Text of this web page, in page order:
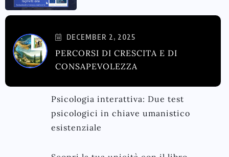
DECEMBER 2, 2025
PERCORSI DI CRESCITA E DI
CONSAPEVOLEZZA
Psicologia interattiva: Due test
psicologici in chiave umanistico
esistenziale